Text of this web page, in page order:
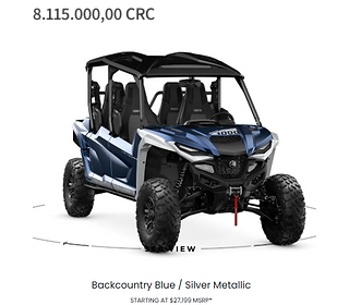
Precio
8.115.000,00 CRC